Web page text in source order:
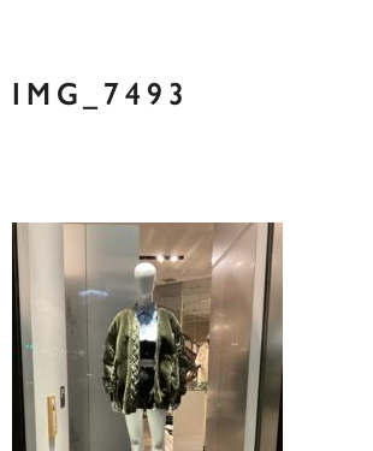
IMG_7493